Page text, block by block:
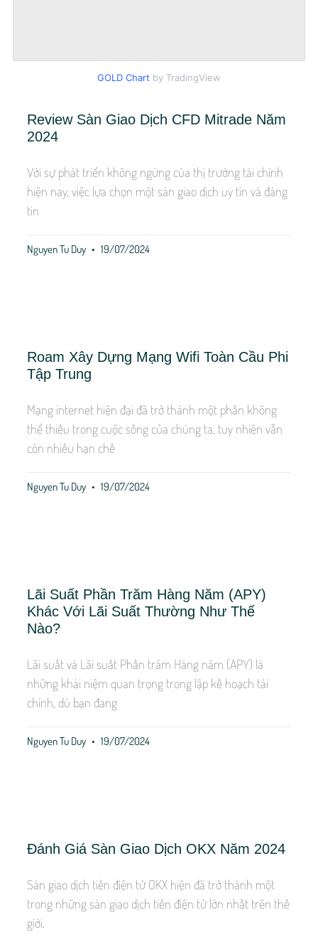
GOLD Chart by TradingView
Review Sàn Giao Dịch CFD Mitrade Năm
2024
Với sự phát triển không ngừng của thị trường tài chính
hiện nay, việc lựa chọn một sàn giao dịch uy tín và đáng
tin
Nguyen Tu Duy 19/07/2024
Roam Xây Dựng Mạng Wifi Toàn Cầu Phi
Tập Trung
Mạng internet hiện đại đã trở thành một phần không
thể thiếu trong cuộc sống của chúng ta, tuy nhiên vẫn
còn nhiều hạn chế
Nguyen Tu Duy 19/07/2024
Lãi Suất Phần Trăm Hàng Năm (APY)
Khác Với Lãi Suất Thường Như Thế
Nào?
Lãi suất và Lãi suất Phần trăm Hàng năm (APY) là
những khái niệm quan trọng trong lập kế hoạch tài
chính, dù bạn đang
Nguyen Tu Duy 19/07/2024
Đánh Giá Sàn Giao Dịch OKX Năm 2024
Sàn giao dịch tiền điện tử OKX hiện đã trở thành một
trong những sàn giao dịch tiền điện tử lớn nhất trên thế
giới.